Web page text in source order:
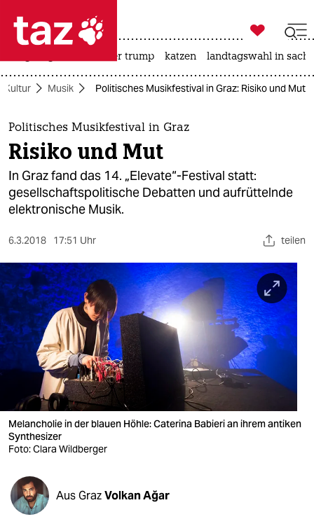
 taz zahl ich
taz zahl ich
themen
politik
öko
sport
berlin
nord
wahrheit
verlag
verlag
shop
fragen & hilfe

taz zahl ich
usa unter trump katzen landtagswahl in
Kultur Musik Politisches Musikfestival in Graz: Risiko und Mut
Politisches Musikfestival in Graz
Risiko und Mut
In Graz fand das 14. „Elevate“-Festival statt:
gesellschaftspolitische Debatten und aufrüttelnde
elektronische Musik.
6.3.2018 17:51 Uhr teilen
Melancholie in der blauen Höhle: Caterina Babieri an ihrem antiken
Synthesizer
Foto: Clara Wildberger
Aus GrazVolkan Ağar